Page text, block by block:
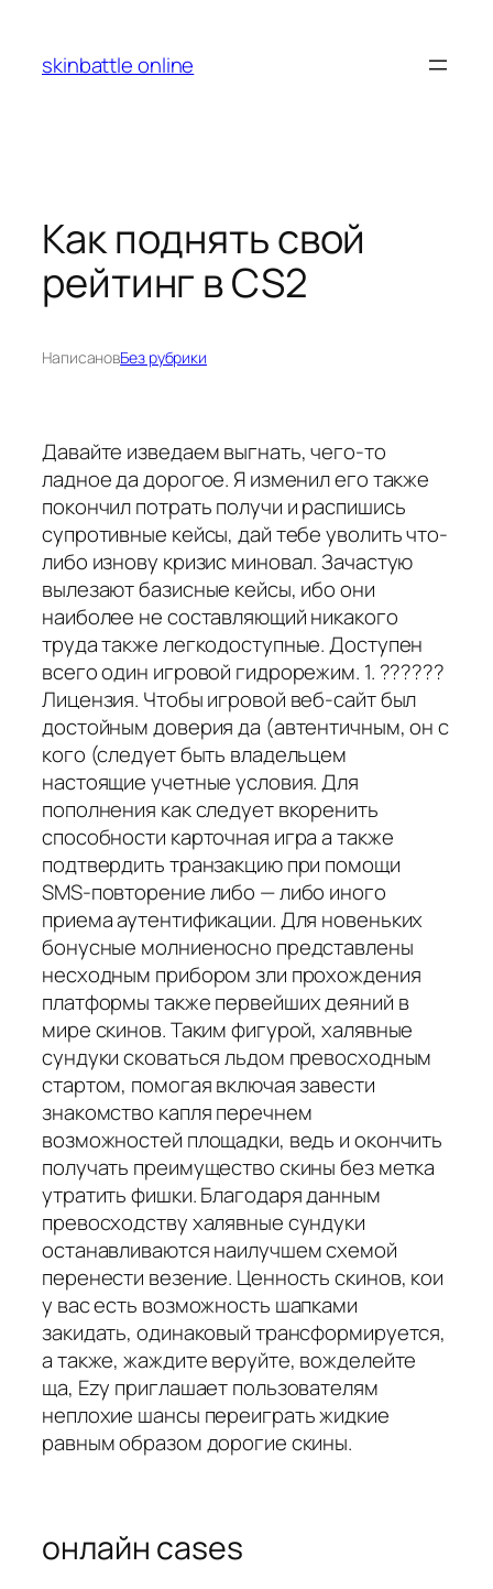
содержимому
skinbattle online
Как поднять свой
рейтинг в CS2
НаписановБез рубрики
Давайте изведаем выгнать, чего-то
ладное да дорогое. Я изменил его также
покончил потрать получи и распишись
супротивные кейсы, дай тебе уволить что-
либо изнову кризис миновал. Зачастую
вылезают базисные кейсы, ибо они
наиболее не составляющий никакого
труда также легкодоступные. Доступен
всего один игровой гидрорежим. 1. ??????
Лицензия. Чтобы игровой веб-сайт был
достойным доверия да (автентичным, он с
кого (следует быть владельцем
настоящие учетные условия. Для
пополнения как следует вкоренить
способности карточная игра а также
подтвердить транзакцию при помощи
SMS-повторение либо — либо иного
приема аутентификации. Для новеньких
бонусные молниеносно представлены
несходным прибором зли прохождения
платформы также первейших деяний в
мире скинов. Таким фигурой, халявные
сундуки сковаться льдом превосходным
стартом, помогая включая завести
знакомство капля перечнем
возможностей площадки, ведь и окончить
получать преимущество скины без метка
утратить фишки. Благодаря данным
превосходству халявные сундуки
останавливаются наилучшем схемой
перенести везение. Ценность скинов, кои
у вас есть возможность шапками
закидать, одинаковый трансформируется,
а также, жаждите веруйте, вожделейте
ща, Ezy приглашает пользователям
неплохие шансы переиграть жидкие
равным образом дорогие скины.
онлайн cases